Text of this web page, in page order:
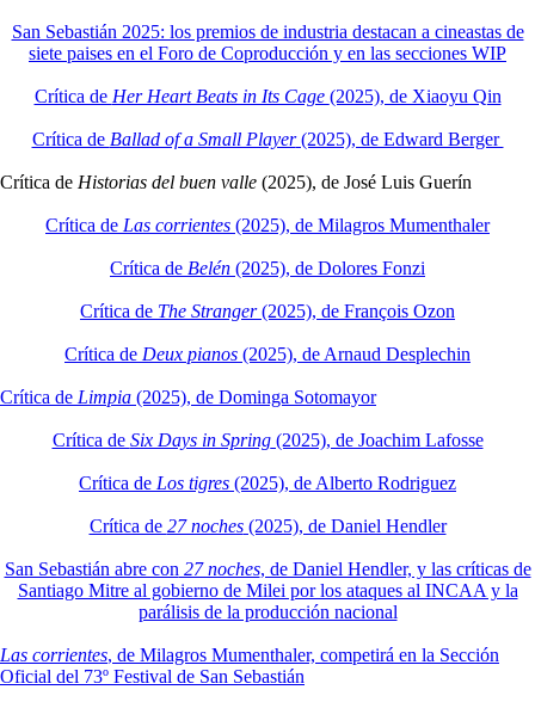
San Sebastián 2025: los premios de industria destacan a cineastas de
siete paises en el Foro de Coproducción y en las secciones WIP
Crítica de Her Heart Beats in Its Cage (2025), de Xiaoyu Qin
Crítica de Ballad of a Small Player(2025), de Edward Berger
Crítica de Historias del buen valle (2025), de José Luis Guerín
Crítica de Las corrientes (2025), de Milagros Mumenthaler
Crítica de Belén (2025), de Dolores Fonzi
Crítica de The Stranger(2025), de François Ozon
Crítica de Deux pianos (2025), de Arnaud Desplechin
Crítica de Limpia (2025), de Dominga Sotomayor
Crítica de Six Days in Spring(2025), de Joachim Lafosse
Crítica de Los tigres (2025), de Alberto Rodriguez
Crítica de 27 noches(2025), de Daniel Hendler
San Sebastián abre con 27 noches, de Daniel Hendler, y las críticas de
Santiago Mitre al gobierno de Milei por los ataques al INCAA y la
parálisis de la producción nacional
Las corrientes, de Milagros Mumenthaler, competirá en la Sección
Oficial del 73º Festival de San Sebastián